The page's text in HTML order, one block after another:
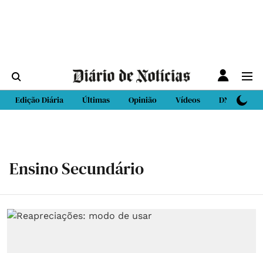
Edição Diária Últimas Opinião Vídeos DN Sport
Ensino Secundário